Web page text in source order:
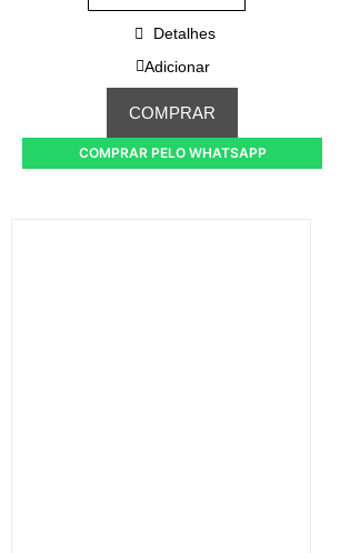
Detalhes
Adicionar
COMPRAR
COMPRAR PELO WHATSAPP